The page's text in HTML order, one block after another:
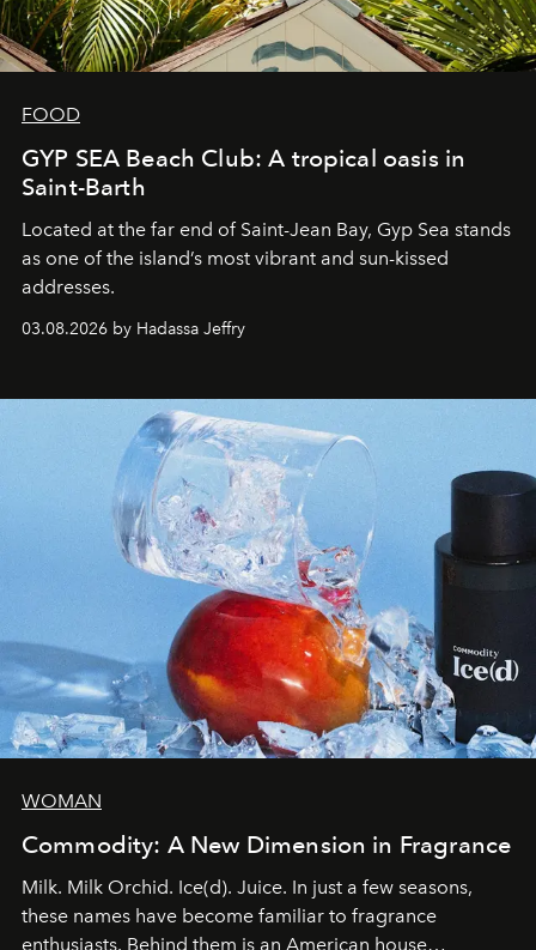
FOOD
GYP SEA Beach Club: A tropical oasis in
Saint-Barth
Located at the far end of Saint-Jean Bay, Gyp Sea stands
as one of the island’s most vibrant and sun-kissed
addresses.
03.08.2026 by Hadassa Jeffry
WOMAN
Commodity: A New Dimension in Fragrance
Milk. Milk Orchid. Ice(d). Juice. In just a few seasons,
these names have become familiar to fragrance
enthusiasts. Behind them is an American house